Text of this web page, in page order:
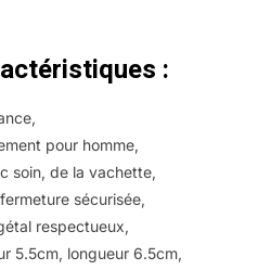
:
pour homme,
soin, de la vachette,
sécurisée,
respectueux,
5.5cm, longueur 6.5cm,